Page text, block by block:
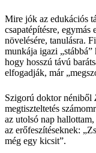
Mire jók az edukációs
csapatépítésre, egymás
növelésére, tanulásra.
munkája igazi
hogy hosszú távú
elfogadják, már
Szigorú doktor néniből
megtiszteltetés
az utolsó nap
az erőfeszítéseknek:
még egy kicsit”.